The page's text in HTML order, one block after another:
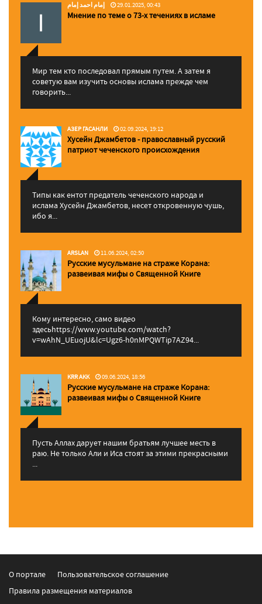
إمام احمد إمام 29.01.2025, 00:43
Мнение по теме о 73-х течениях в исламе
Мир тем кто последовал прямым путем. А затем я
советую вам изучить основы ислама прежде чем
говорить...
АЗЕР ГАСАНЛИ 02.09.2024, 19:12
Хусейн Джамбетов - православный русский
патриот чеченского происхождения
Типы как ентот предатель чеченского народа и
ислама Хусейн Джамбетов, несет откровенную чушь,
ибо я...
ARSLAN 11.06.2024, 02:50
Русские мусульмане на страже Корана:
pазвеивая мифы о Священной Книге
Кому интересно, само видео
здесьhttps://www.youtube.com/watch?
v=wAhN_UEuojU&lc=Ugz6-h0nMPQWTip7AZ94...
KRR AKK 09.06.2024, 18:56
Русские мусульмане на страже Корана:
pазвеивая мифы о Священной Книге
Пусть Аллах дарует нашим братьям лучшее месть в
раю. Не только Али и Иса стоят за этими прекрасными
...
О портале
Пользовательское соглашение
Правила размещения материалов